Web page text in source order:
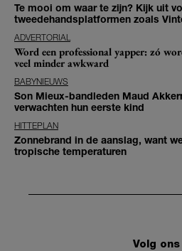
Te mooi om waar te zijn? Kijk uit
tweedehandsplatformen zoals
ADVERTORIAL
Word een professional yapper: zó
veel minder awkward
BABYNIEUWS
Son Mieux-bandleden Maud
verwachten hun eerste kind
HITTEPLAN
Zonnebrand in de aanslag, want
tropische temperaturen
Volg ons